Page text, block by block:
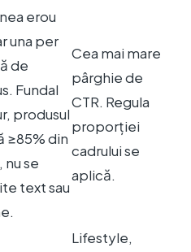
erou
una per
de
Fundal
produsul
≥85% din
nu se
text sau
Cea mai mare
pârghie de
CTR. Regula
proporției
cadrului se
aplică.
Lifestyle,